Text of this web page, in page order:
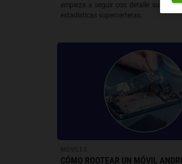
empieza a seguir con detalle su
estadísticas supercerteras.
CÓMO ROOTEAR UN MÓVIL